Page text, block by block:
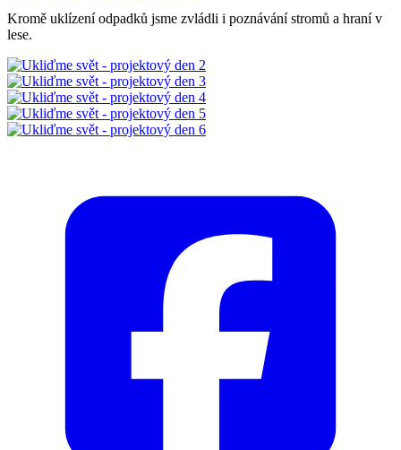
Kromě uklízení odpadků jsme zvládli i poznávání stromů a hraní v
lese.